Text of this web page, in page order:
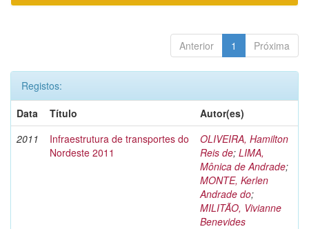
Anterior 1 Próxima
Registos:
Data
Título
Autor(es)
2011
Infraestrutura de transportes do
Nordeste 2011
OLIVEIRA, Hamilton
Reis de; LIMA,
Mônica de Andrade;
MONTE, Kerlen
Andrade do;
MILITÃO, Vivianne
Benevides